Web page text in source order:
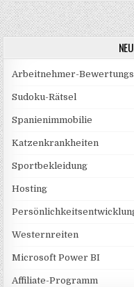
Arbeitnehmer-
Sudoku-Rätsel
Spanienimmobilie
Katzenkrankheiten
Sportbekleidung
Hosting
Westernreiten
Microsoft Power BI
Affiliate-Programm